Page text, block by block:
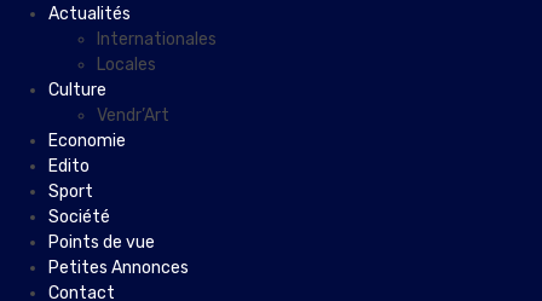
Actualités
Internationales
Locales
Culture
Vendr’Art
Economie
Edito
Sport
Société
Points de vue
Petites Annonces
Contact